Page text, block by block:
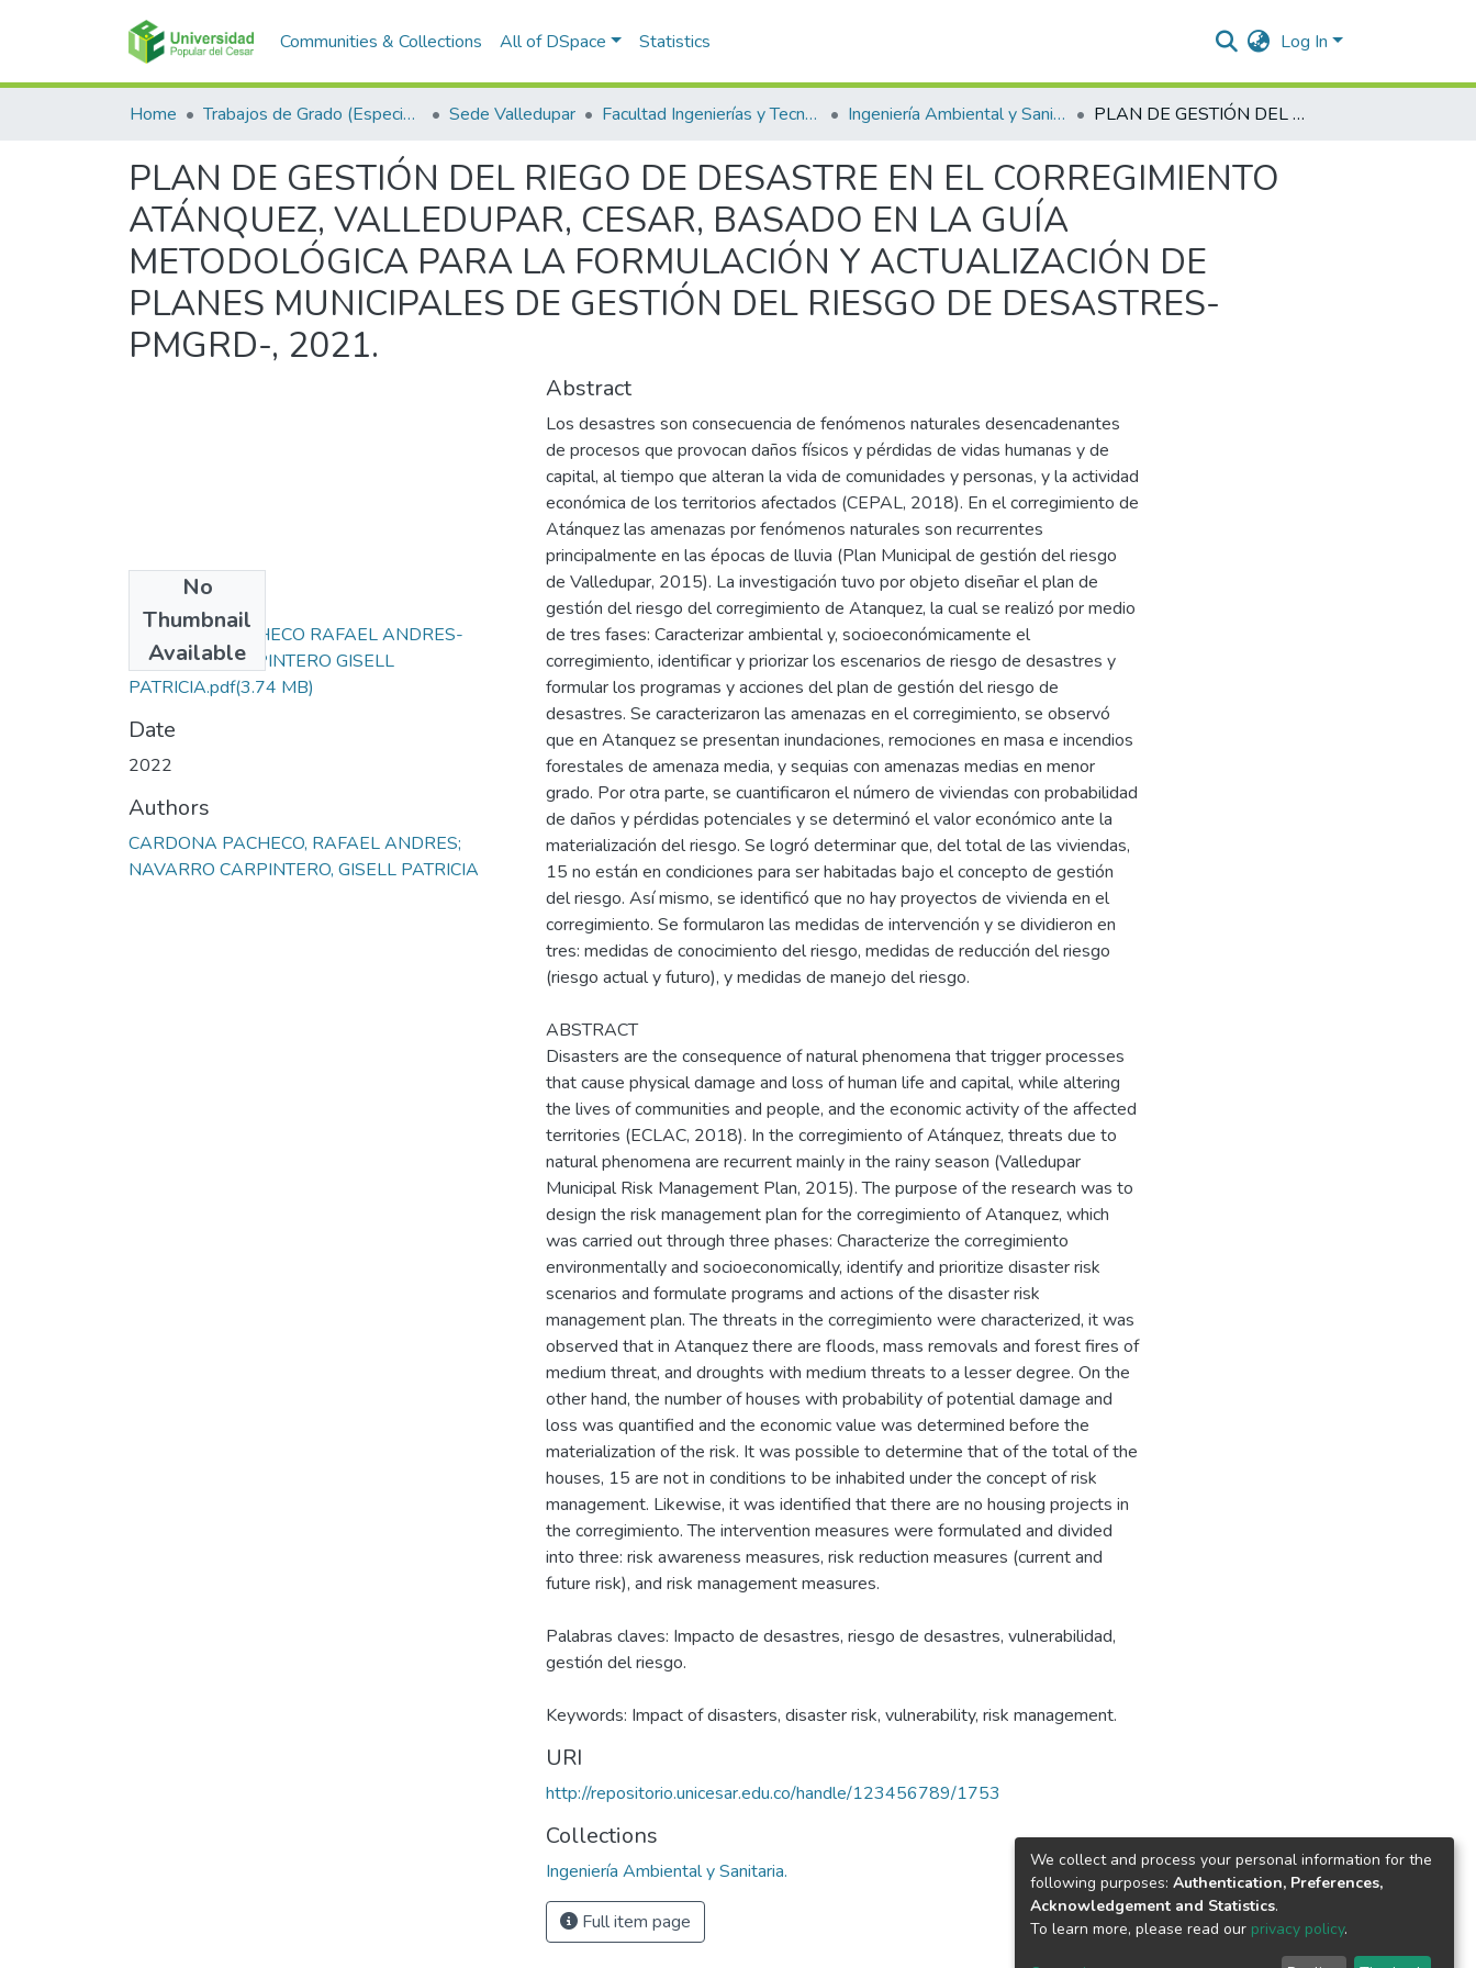
Communities & Collections All of DSpace Statistics Log In
Home Trabajos de Grado (Especializaciones y Pregrados) Sede Valledupar Facultad Ingenierías y Tecnologías Ingeniería Ambiental y Sanitaria. PLAN DE GESTIÓN DEL RIEGO DE DESASTRE EN EL CORREGIMIENTO ATÁNQUEZ, VALLEDUPAR, CESAR, BASADO EN LA GUÍA METODOLÓGICA PARA LA FORMULACIÓN Y ACTUALIZACIÓN DE PLANES MUNICIPALES DE GESTIÓN DEL RIESGO DE DESASTRES-PMGRD-, 2021.
PLAN DE GESTIÓN DEL RIEGO DE DESASTRE EN EL CORREGIMIENTO
ATÁNQUEZ, VALLEDUPAR, CESAR, BASADO EN LA GUÍA
METODOLÓGICA PARA LA FORMULACIÓN Y ACTUALIZACIÓN DE
PLANES MUNICIPALES DE GESTIÓN DEL RIESGO DE DESASTRES-
PMGRD-, 2021.
No
Thumbnail
Available
CARDONA PACHECO RAFAEL ANDRES-
NAVARRO CARPINTERO GISELL
PATRICIA.pdf(3.74 MB)
Date
2022
Authors
CARDONA PACHECO, RAFAEL ANDRES;
NAVARRO CARPINTERO, GISELL PATRICIA
Abstract
Los desastres son consecuencia de fenómenos naturales desencadenantes
de procesos que provocan daños físicos y pérdidas de vidas humanas y de
capital, al tiempo que alteran la vida de comunidades y personas, y la actividad
económica de los territorios afectados (CEPAL, 2018). En el corregimiento de
Atánquez las amenazas por fenómenos naturales son recurrentes
principalmente en las épocas de lluvia (Plan Municipal de gestión del riesgo
de Valledupar, 2015). La investigación tuvo por objeto diseñar el plan de
gestión del riesgo del corregimiento de Atanquez, la cual se realizó por medio
de tres fases: Caracterizar ambiental y, socioeconómicamente el
corregimiento, identificar y priorizar los escenarios de riesgo de desastres y
formular los programas y acciones del plan de gestión del riesgo de
desastres. Se caracterizaron las amenazas en el corregimiento, se observó
que en Atanquez se presentan inundaciones, remociones en masa e incendios
forestales de amenaza media, y sequias con amenazas medias en menor
grado. Por otra parte, se cuantificaron el número de viviendas con probabilidad
de daños y pérdidas potenciales y se determinó el valor económico ante la
materialización del riesgo. Se logró determinar que, del total de las viviendas,
15 no están en condiciones para ser habitadas bajo el concepto de gestión
del riesgo. Así mismo, se identificó que no hay proyectos de vivienda en el
corregimiento. Se formularon las medidas de intervención y se dividieron en
tres: medidas de conocimiento del riesgo, medidas de reducción del riesgo
(riesgo actual y futuro), y medidas de manejo del riesgo.
ABSTRACT
Disasters are the consequence of natural phenomena that trigger processes
that cause physical damage and loss of human life and capital, while altering
the lives of communities and people, and the economic activity of the affected
territories (ECLAC, 2018). In the corregimiento of Atánquez, threats due to
natural phenomena are recurrent mainly in the rainy season (Valledupar
Municipal Risk Management Plan, 2015). The purpose of the research was to
design the risk management plan for the corregimiento of Atanquez, which
was carried out through three phases: Characterize the corregimiento
environmentally and socioeconomically, identify and prioritize disaster risk
scenarios and formulate programs and actions of the disaster risk
management plan. The threats in the corregimiento were characterized, it was
observed that in Atanquez there are floods, mass removals and forest fires of
medium threat, and droughts with medium threats to a lesser degree. On the
other hand, the number of houses with probability of potential damage and
loss was quantified and the economic value was determined before the
materialization of the risk. It was possible to determine that of the total of the
houses, 15 are not in conditions to be inhabited under the concept of risk
management. Likewise, it was identified that there are no housing projects in
the corregimiento. The intervention measures were formulated and divided
into three: risk awareness measures, risk reduction measures (current and
future risk), and risk management measures.
Palabras claves: Impacto de desastres, riesgo de desastres, vulnerabilidad,
gestión del riesgo.
Keywords: Impact of disasters, disaster risk, vulnerability, risk management.
URI
http://repositorio.unicesar.edu.co/handle/123456789/1753
Collections
Ingeniería Ambiental y Sanitaria.
Full item page
We collect and process your personal information for the
following purposes: Authentication, Preferences,
Acknowledgement and Statistics.
To learn more, please read our privacy policy.